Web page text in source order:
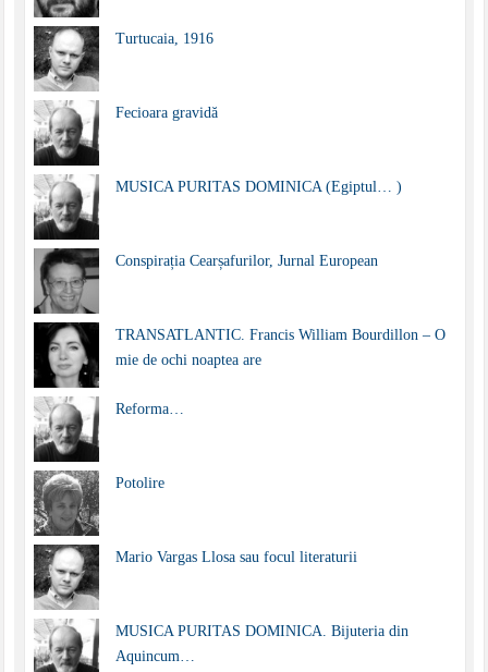
Turtucaia, 1916
Fecioara gravidă
MUSICA PURITAS DOMINICA (Egiptul… )
Conspirația Cearșafurilor, Jurnal European
TRANSATLANTIC. Francis William Bourdillon – O
mie de ochi noaptea are
Reforma…
Potolire
Mario Vargas Llosa sau focul literaturii
MUSICA PURITAS DOMINICA. Bijuteria din
Aquincum…